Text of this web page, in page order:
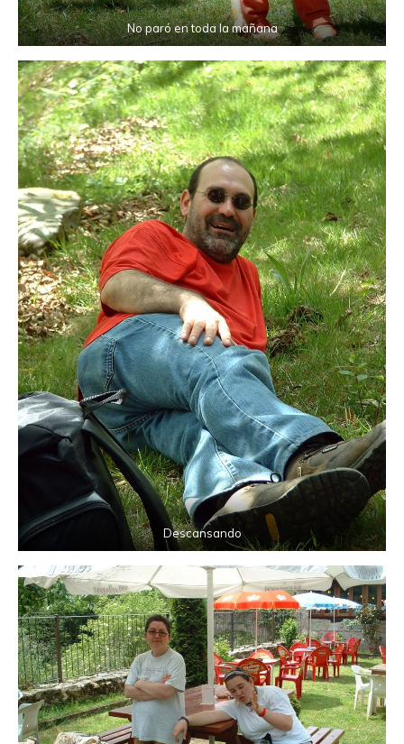
No paró en toda la mañana
Descansando